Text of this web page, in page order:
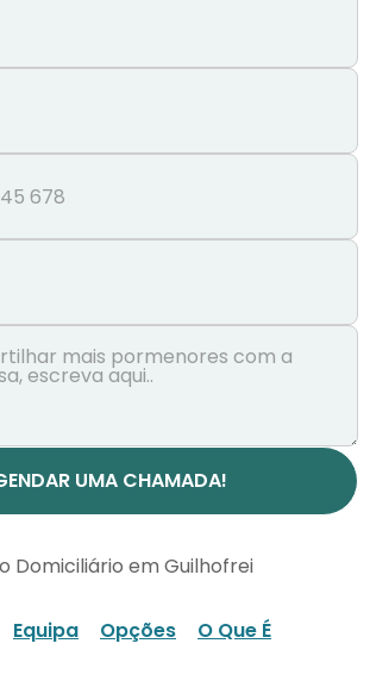
UMA CHAMADA!
Domiciliário em Guilhofrei
Equipa Opções
O Que É